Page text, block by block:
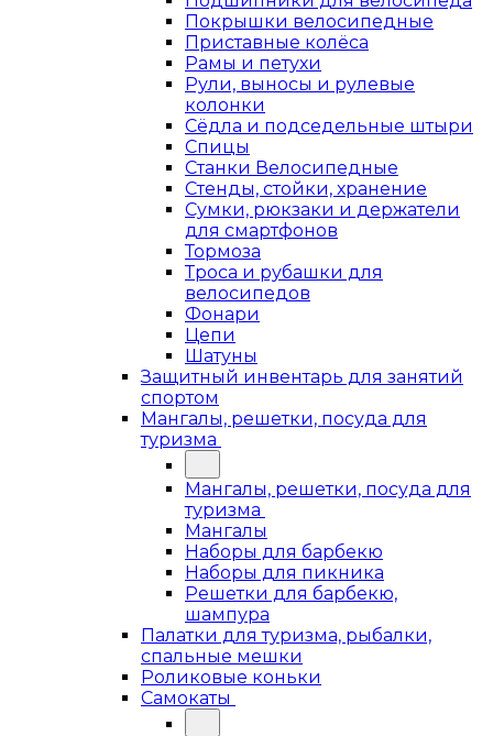
Покрышки велосипедные
Приставные колёса
Рамы и петухи
Рули, выносы и рулевые
колонки
Сёдла и подседельные штыри
Спицы
Станки Велосипедные
Стенды, стойки, хранение
Сумки, рюкзаки и держатели
для смартфонов
Тормоза
Троса и рубашки для
велосипедов
Фонари
Цепи
Шатуны
Защитный инвентарь для занятий
спортом
Мангалы, решетки, посуда для
туризма
Мангалы, решетки, посуда для
туризма
Мангалы
Наборы для барбекю
Наборы для пикника
Решетки для барбекю,
шампура
Палатки для туризма, рыбалки,
спальные мешки
Роликовые коньки
Самокаты